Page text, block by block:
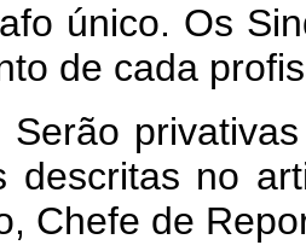
Os
de cada
privativas
descritas no
Chefe de